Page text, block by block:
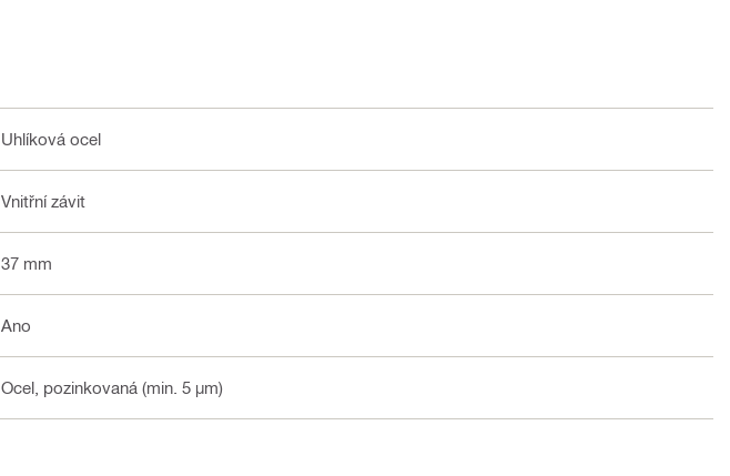
Uhlíková ocel
Vnitřní závit
37 mm
Ano
Ocel, pozinkovaná (min. 5 µm)